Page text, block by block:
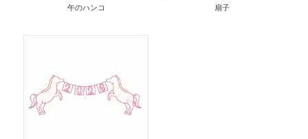
午のハンコ 扇子